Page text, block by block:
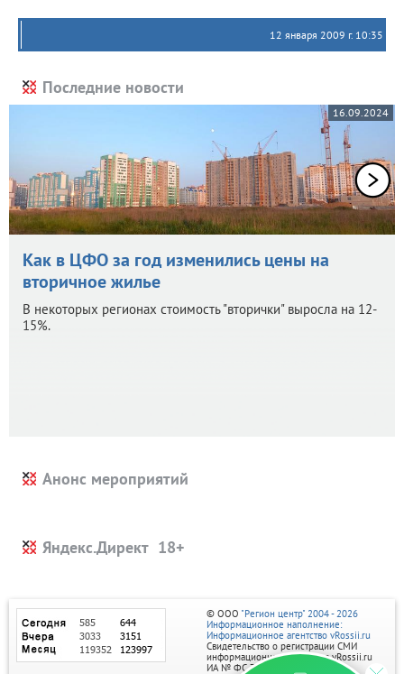
12 января 2009 г. 10:35
Последние новости
16.09.2024
Как в ЦФО за год изменились цены на
вторичное жилье
В некоторых регионах стоимость "вторички" выросла на 12-
15%.
Анонс мероприятий
Яндекс.Директ
© ООО "Регион центр" 2004 - 2026
Информационное наполнение:
Информационное агентство vRossii.ru
Свидетельство о регистрации СМИ
информационного агентства vRossii.ru
ИА № ФС 77‑35502